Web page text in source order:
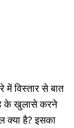
विस्तार से बात
के खुलासे करने
क्या है? इसका